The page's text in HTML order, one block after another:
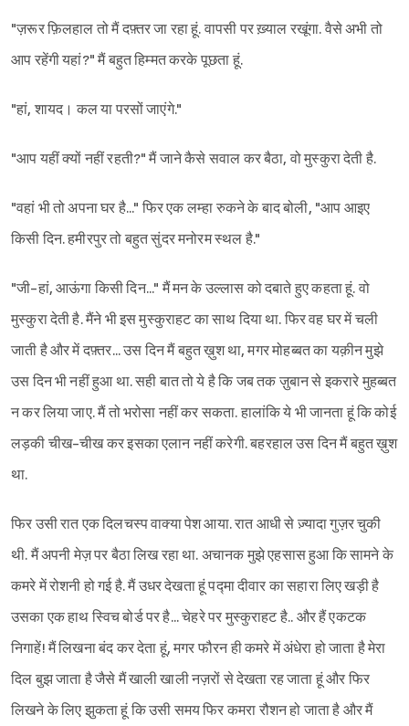
Sign in
"ज़रूर फ़िलहाल तो मैं दफ़्तर जा रहा हूं. वापसी पर ख़्याल रखूंगा. वैसे अभी तो
आप रहेंगी यहां?" मैं बहुत हिम्मत करके पूछता हूं.
"हां, शायद। कल या परसों जाएंगे."
"आप यहीं क्यों नहीं रहती?" मैं जाने कैसे सवाल कर बैठा, वो मुस्कुरा देती है.
"वहां भी तो अपना घर है..." फिर एक लम्हा रुकने के बाद बोली, "आप आइए
किसी दिन. हमीरपुर तो बहुत सुंदर मनोरम स्थल है."
"जी-हां, आऊंगा किसी दिन..." मैं मन के उल्लास को दबाते हुए कहता हूं. वो
मुस्कुरा देती है. मैंने भी इस मुस्कुराहट का साथ दिया था. फिर वह घर में चली
जाती है और में दफ़्तर... उस दिन मैं बहुत ख़ुश था, मगर मोहब्बत का यक़ीन मुझे
उस दिन भी नहीं हुआ था. सही बात तो ये है कि जब तक ज़ुबान से इकरारे मुहब्बत
न कर लिया जाए. मैं तो भरोसा नहीं कर सकता. हालांकि ये भी जानता हूं कि कोई
लड़की चीख-चीख कर इसका एलान नहीं करेगी. बहरहाल उस दिन मैं बहुत ख़ुश
था.
फिर उसी रात एक दिलचस्प वाक्या पेश आया. रात आधी से ज़्यादा गुज़र चुकी
थी. मैं अपनी मेज़ पर बैठा लिख रहा था. अचानक मुझे एहसास हुआ कि सामने के
कमरे में रोशनी हो गई है. मैं उधर देखता हूं प‌द्मा दीवार का सहारा लिए खड़ी है
उसका एक हाथ स्विच बोर्ड पर है... चेहरे पर मुस्कुराहट है.. और हैं एकटक
निगाहें! मैं लिखना बंद कर देता हूं, मगर फौरन ही कमरे में अंधेरा हो जाता है मेरा
दिल बुझ जाता है जैसे मैं खाली खाली नज़रों से देखता रह जाता हूं और फिर
लिखने के लिए झुकता हूं कि उसी समय फिर कमरा रौशन हो जाता है और मैं